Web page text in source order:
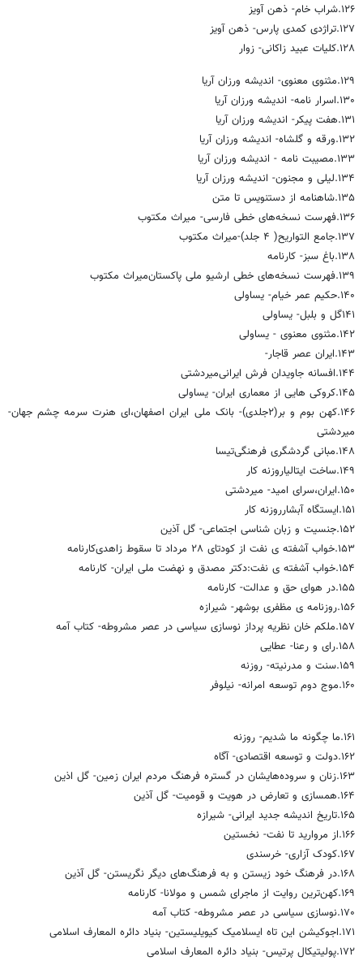
۱۲۶.شراب خام- ذهن آویز
۱۲۷.تراژدی کمدی پارس‌- ذهن آویز
۱۲۸.کلیات عبید زاکانی‌- زوار
۱۲۹.مثنوی معنوی‌- اندیشه ورزان آریا
۱۳۰.اسرار نامه‌- اندیشه ورزان آریا
۱۳۱.هفت پیکر‌- اندیشه ورزان آریا
۱۳۲.ورقه و گلشاه‌- اندیشه ورزان آریا
۱۳۳.مصیبت نامه‌ - اندیشه ورزان آریا
۱۳۴.لیلی و مجنون‌- اندیشه ورزان آریا
۱۳۵.شاهنامه از دستنویس تا متن
۱۳۶.فهرست نسخه‌های خطی فارسی‌- میراث مکتوب
۱۳۷.جامع التواریح( ۴ جلد)-میراث مکتوب
۱۳۸.باغ سبز‌- کارنامه
۱۳۹.فهرست نسخه‌های خطی ارشیو ملی پاکستان‌میراث مکتوب
۱۴۰.حکیم عمر خیام- یساولی
۱۴۱گل و بلبل- یساولی
۱۴۲.مثنوی معنوی - یساولی
۱۴۳.ایران عصر قاجار-
۱۴۴.افسانه جاویدان فرش ایرانی‌میردشتی
۱۴۵.کروکی هایی از معماری ایران- یساولی
۱۴۶.کهن بوم و بر(۲جلدی)- بانک ملی ایران اصفهان،‌ای هنرت سرمه چشم جهان-
میردشتی
۱۴۸.مبانی گردشگری فرهنگی‌تیسا
۱۴۹.ساخت ایتالیا‌روزنه کار
۱۵۰.ایران،سرای امید- میردشتی
۱۵۱.ایستگاه آبشار‌روزنه کار
۱۵۲.جنسیت و زبان شناسی اجتماعی‌- گل آذین
۱۵۳.خواب آشفته ی نفت از کودتای ۲۸ مرداد تا سقوط زاهدی‌کارنامه
۱۵۴.خواب آشفته ی نفت:دکتر مصدق و نهضت ملی ایران- کارنامه
۱۵۵.در هوای حق و عدالت‌- کارنامه
۱۵۶.روزنامه ی مظفری بوشهر‌- شیرازه
۱۵۷.ملکم خان نظریه پرداز نوسازی سیاسی در عصر مشروطه‌- کتاب آمه
۱۵۸.رای و رعنا‌- عطایی
۱۵۹.سنت و مدرنیته‌- روزنه
۱۶۰.موج دوم توسعه امرانه‌- نیلوفر
۱۶۱.ما چگونه ما شدیم‌- روزنه
۱۶۲.دولت و توسعه اقتصادی- آگاه
۱۶۳.زنان و سروده‌هایشان در گستره فرهنگ مردم ایران زمین‌- گل اذین
۱۶۴.همسازی و تعارض در هویت و قومیت- گل آذین
۱۶۵.تاریخ اندیشه جدید ایرانی‌- شیرازه
۱۶۶.از مروارید تا نفت‌- نخستین
۱۶۷.کودک آزاری- خرسندی
۱۶۸.در فرهنگ خود زیستن و به فرهنگ‌های دیگر نگریستن‌- گل آذین
۱۶۹.کهن‌ترین روایت از ماجرای شمس و مولانا- کارنامه
۱۷۰.نوسازی سیاسی در عصر مشروطه- کتاب آمه
۱۷۱.اجوکیشن این تاه ایسلامیک کیویلیستین- بنیاد دائره المعارف اسلامی
۱۷۲.پولیتیکال پرتیس- بنیاد دائره المعارف اسلامی